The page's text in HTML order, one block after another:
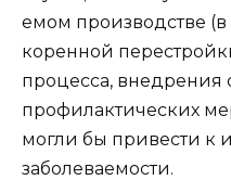
емом производстве
коренной
процесса, внедрения
профилактических
могли бы привести к
заболеваемости.